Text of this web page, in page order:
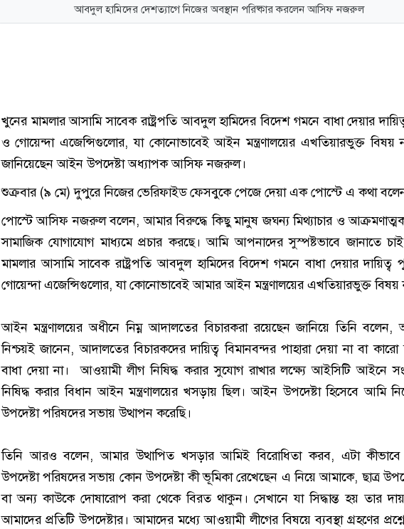
আবদুল হামিদের দেশত্যাগে নিজের অবস্থান পরিষ্কার করলেন আসিফ নজরুল
খুনের মামলার আসামি সাবেক রাষ্ট্রপতি আবদুল হামিদের বিদেশ গমনে বাধা দেয়ার
ও গোয়েন্দা এজেন্সিগুলোর, যা কোনোভাবেই আইন মন্ত্রণালয়ের এখতিয়ারভুক্ত বিষয়
জানিয়েছেন আইন উপদেষ্টা অধ্যাপক আসিফ নজরুল।
শুক্রবার (৯ মে) দুপুরে নিজের ভেরিফাইড ফেসবুকে পেজে দেয়া এক পোস্টে এ কথা
পোস্টে আসিফ নজরুল বলেন, আমার বিরুদ্ধে কিছু মানুষ জঘন্য মিথ্যাচার ও
সামাজিক যোগাযোগ মাধ্যমে প্রচার করছে। আমি আপনাদের সুস্পষ্টভাবে জানাতে
মামলার আসামি সাবেক রাষ্ট্রপতি আবদুল হামিদের বিদেশ গমনে বাধা দেয়ার
গোয়েন্দা এজেন্সিগুলোর, যা কোনোভাবেই আমার আইন মন্ত্রণালয়ের এখতিয়ারভুক্ত বিষয়
আইন মন্ত্রণালয়ের অধীনে নিম্ন আদালতের বিচারকরা রয়েছেন জানিয়ে তিনি বলেন,
নিশ্চয়ই জানেন, আদালতের বিচারকদের দায়িত্ব বিমানবন্দর পাহারা দেয়া না বা কারো
বাধা দেয়া না। আওয়ামী লীগ নিষিদ্ধ করার সুযোগ রাখার লক্ষ্যে আইসিটি আইনে
নিষিদ্ধ করার বিধান আইন মন্ত্রণালয়ের খসড়ায় ছিল। আইন উপদেষ্টা হিসেবে আমি
উপদেষ্টা পরিষদের সভায় উত্থাপন করেছি।
তিনি আরও বলেন, আমার উত্থাপিত খসড়ার আমিই বিরোধিতা করব, এটা কীভাবে
উপদেষ্টা পরিষদের সভায় কোন উপদেষ্টা কী ভূমিকা রেখেছেন এ নিয়ে আমাকে, ছাত্র
বা অন্য কাউকে দোষারোপ করা থেকে বিরত থাকুন। সেখানে যা সিদ্ধান্ত হয় তার দায়
আমাদের প্রতিটি উপদেষ্টার। আমাদের মধ্যে আওয়ামী লীগের বিষয়ে ব্যবস্থা গ্রহণের